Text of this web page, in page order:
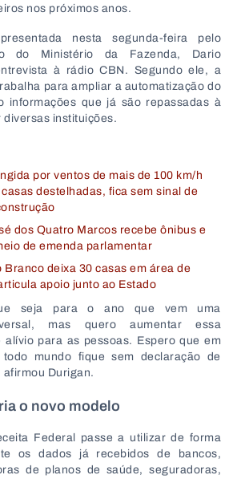
nos próximos anos.
nesta segunda-feira pelo
do Ministério da Fazenda, Dario
à rádio CBN. Segundo ele, a
para ampliar a automatização do
informações que já são repassadas à
diversas instituições.
por ventos de mais de 100 km/h
destelhadas, fica sem sinal de
dos Quatro Marcos recebe ônibus e
de emenda parlamentar
Branco deixa 30 casas em área de
apoio junto ao Estado
seja para o ano que vem uma
mas quero aumentar essa
alívio para as pessoas. Espero que em
mundo fique sem declaração de
afirmou Durigan.
o novo modelo
Federal passe a utilizar de forma
os dados já recebidos de bancos,
de planos de saúde, seguradoras,